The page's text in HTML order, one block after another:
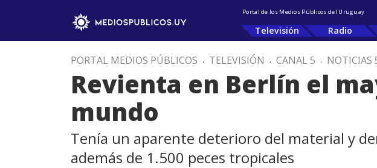
Portal de los Medios Públicos del Uruguay
Televisión Radio
PORTAL MEDIOS PÚBLICOS . TELEVISIÓN . CANAL 5 . NOTICIAS
Revienta en Berlín el
mundo
Tenía un aparente deterioro del material y
además de 1.500 peces tropicales